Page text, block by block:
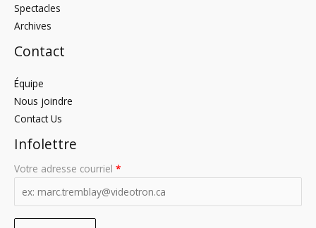
Spectacles
Archives
Contact
Équipe
Nous joindre
Contact Us
Infolettre
Votre adresse courriel *